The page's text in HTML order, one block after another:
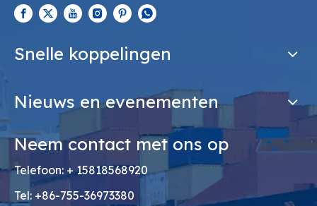
Snelle koppelingen
Nieuws en evenementen
Neem contact met ons op
Telefoon: + 15818568920
Tel: +86-755-36973380